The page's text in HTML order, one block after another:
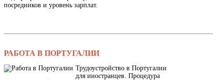
посредников и уровень зарплат.
РАБОТА В ПОРТУГАЛИИ
Трудоустройство в Португалии
для иностранцев. Процедура